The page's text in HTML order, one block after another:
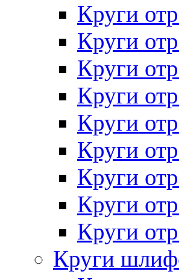
Круги
Круги
Круги
Круги
Круги
Круги
Круги
Круги
Круги
Круги